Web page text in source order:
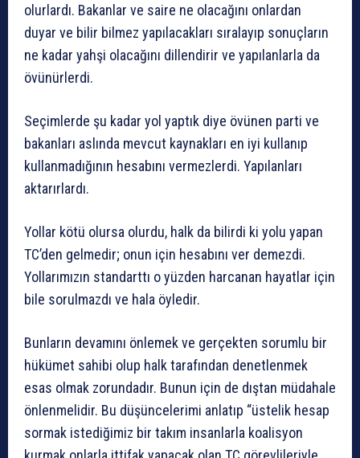
olurlardı. Bakanlar ve saire ne olacağını onlardan
duyar ve bilir bilmez yapılacakları sıralayıp sonuçların
ne kadar yahşi olacağını dillendirir ve yapılanlarla da
övünürlerdi.
Seçimlerde şu kadar yol yaptık diye övünen parti ve
bakanları aslında mevcut kaynakları en iyi kullanıp
kullanmadığının hesabını vermezlerdi. Yapılanları
aktarırlardı.
Yollar kötü olursa olurdu, halk da bilirdi ki yolu yapan
TC’den gelmedir; onun için hesabını ver demezdi.
Yollarımızın standarttı o yüzden harcanan hayatlar için
bile sorulmazdı ve hala öyledir.
Bunların devamını önlemek ve gerçekten sorumlu bir
hükümet sahibi olup halk tarafından denetlenmek
esas olmak zorundadır. Bunun için de dıştan müdahale
önlenmelidir. Bu düşüncelerimi anlatıp “üstelik hesap
sormak istediğimiz bir takım insanlarla koalisyon